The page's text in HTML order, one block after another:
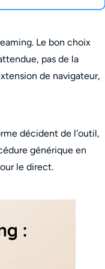
Le bon choix
pas de la
de navigateur,
décident de l'outil,
générique en
le direct.